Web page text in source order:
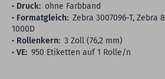
Druck: ohne Farbband
Formatgleich: Zebra 3007096-T, Zebra
1000D
Rollenkern: 3 Zoll (76,2 mm)
VE: 950 Etiketten auf 1 Rolle/n